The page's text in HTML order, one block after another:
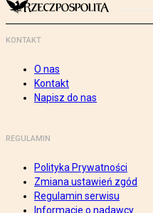
KONTAKT
O nas
Kontakt
Napisz do nas
REGULAMIN
Polityka Prywatności
Zmiana ustawień zgód
Regulamin serwisu
Informacje o nadawcy